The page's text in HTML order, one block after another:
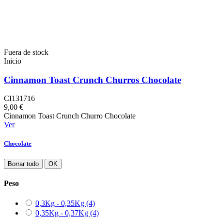
Fuera de stock
Inicio
Cinnamon Toast Crunch Churros Chocolate
CI131716
9,00 €
Cinnamon Toast Crunch Churro Chocolate
Ver
Chocolate
Borrar todo OK
Peso
0,3Kg - 0,35Kg (4)
0,35Kg - 0,37Kg (4)